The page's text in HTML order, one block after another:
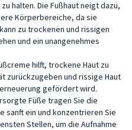
halten. Die Fußhaut neigt dazu,
Körperbereiche, da sie
zu trockenen und rissigen
und ein unangenehmes
hilft, trockene Haut zu
zurückzugeben und rissige Haut
gefördert wird.
Füße tragen Sie die
sanft ein und konzentrieren Sie
Stellen, um die Aufnahme